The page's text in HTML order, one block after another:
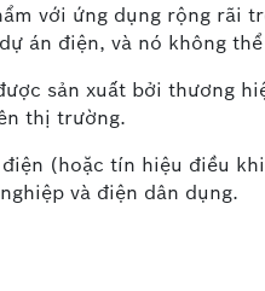
với ứng dụng rộng rãi
án điện, và nó không
sản xuất bởi thương
thị trường.
(hoặc tín hiệu điều
và điện dân dụng.